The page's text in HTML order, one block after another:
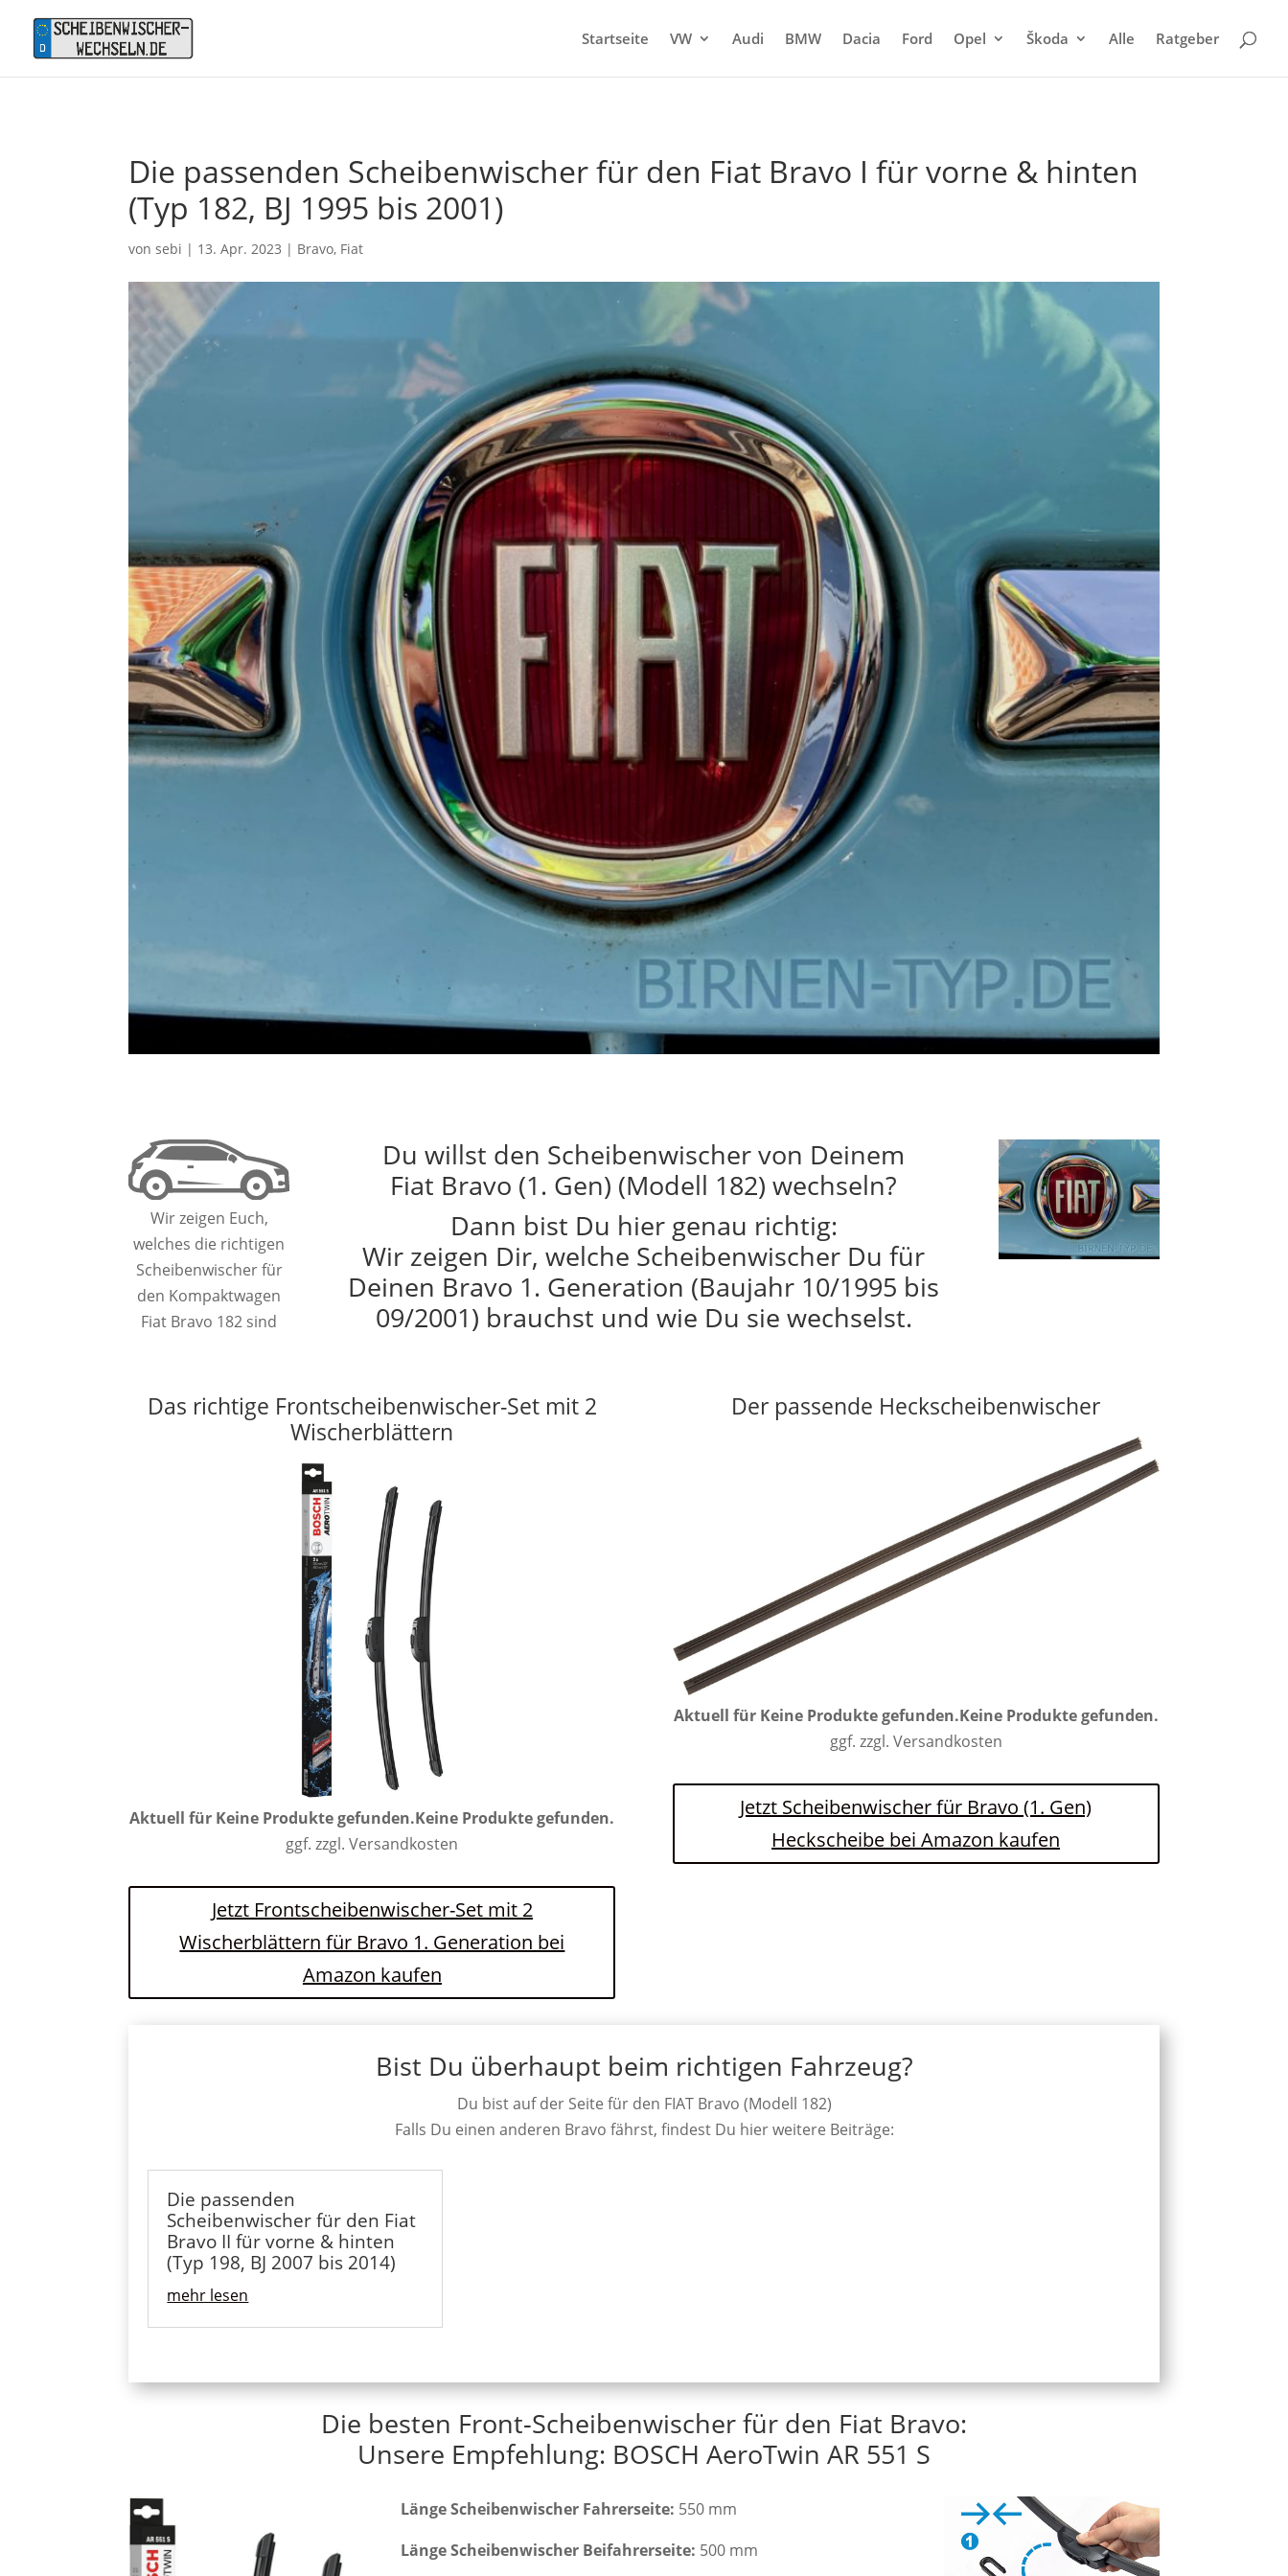
Startseite VW Audi BMW Dacia Ford Opel Škoda Alle Ratgeber
Die passenden Scheibenwischer für den Fiat Bravo I für vorne & hinten
(Typ 182, BJ 1995 bis 2001)
vonsebi | 13. Apr. 2023 | Bravo, Fiat
Wir zeigen Euch,
welches die richtigen
Scheibenwischer für
den Kompaktwagen
Fiat Bravo 182 sind
Du willst den Scheibenwischer von Deinem
Fiat Bravo (1. Gen) (Modell 182) wechseln?
Dann bist Du hier genau richtig:
Wir zeigen Dir, welche Scheibenwischer Du für
Deinen Bravo 1. Generation (Baujahr 10/1995 bis
09/2001) brauchst und wie Du sie wechselst.
Das richtige Frontscheibenwischer-Set mit 2
Wischerblättern
Aktuell für Keine Produkte gefunden.Keine Produkte gefunden.
ggf. zzgl. Versandkosten
Jetzt Frontscheibenwischer-Set mit 2
Wischerblättern für Bravo 1. Generation bei
Amazon kaufen
Der passende Heckscheibenwischer
Aktuell für Keine Produkte gefunden.Keine Produkte gefunden.
ggf. zzgl. Versandkosten
Jetzt Scheibenwischer für Bravo (1. Gen)
Heckscheibe bei Amazon kaufen
Bist Du überhaupt beim richtigen Fahrzeug?
Du bist auf der Seite für den FIAT Bravo (Modell 182)
Falls Du einen anderen Bravo fährst, findest Du hier weitere Beiträge:
Die passenden
Scheibenwischer für den Fiat
Bravo II für vorne & hinten
(Typ 198, BJ 2007 bis 2014)
mehr lesen
Die besten Front-Scheibenwischer für den Fiat Bravo:
Unsere Empfehlung: BOSCH AeroTwin AR 551 S
Länge Scheibenwischer Fahrerseite: 550 mm
Länge Scheibenwischer Beifahrerseite: 500 mm